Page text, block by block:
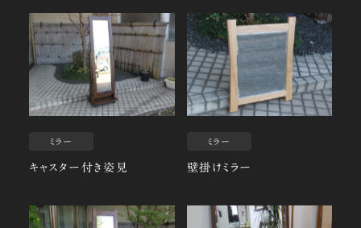
ミラー
キャスター付き姿見
ミラー
壁掛けミラー